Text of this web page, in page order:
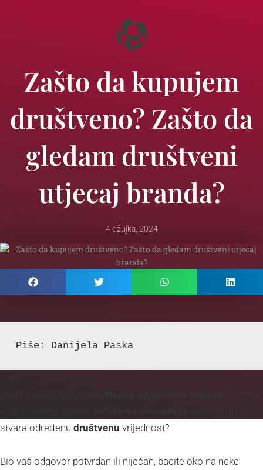
Zašto da kupujem
društveno? Zašto da
gledam društveni
utjecaj branda?
4 ožujka, 2024
Piše: Danijela Paska
stvara određenu društvenu vrijednost?
Bio vaš odgovor potvrdan ili niječan, bacite oko na neke